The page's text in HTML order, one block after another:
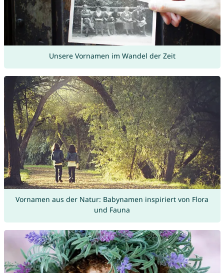
Unsere Vornamen im Wandel der Zeit
Vornamen aus der Natur: Babynamen inspiriert von Flora
und Fauna